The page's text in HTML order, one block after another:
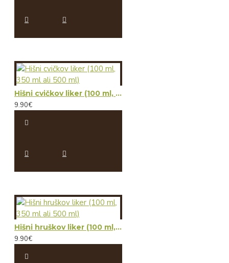
Hišni cvičkov liker (100 ml, 350 ml ali 500 ml)
9.90€
Hišni hruškov liker (100 ml, 350 ml ali 500 ml)
9.90€